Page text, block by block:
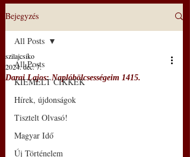
Bejegyzés
All Posts
KIEMELT CIKKEK
Hírek, újdonságok
Tisztelt Olvasó!
Magyar Idő
Új Történelem
All Posts
Darai Lajos: Naplóbölcsességeim 1415.
szilajcsiko
2024. dec. 7.